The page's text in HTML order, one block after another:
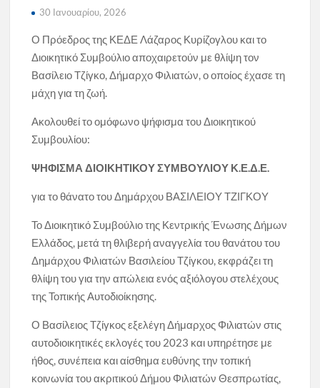
30 Ιανουαρίου, 2026
Ο Πρόεδρος της ΚΕΔΕ Λάζαρος Κυρίζογλου και το
Διοικητικό Συμβούλιο αποχαιρετούν με θλίψη τον
Βασίλειο Τζίγκο, Δήμαρχο Φιλιατών, ο οποίος έχασε τη
μάχη για τη ζωή.
Ακολουθεί το ομόφωνο ψήφισμα του Διοικητικού
Συμβουλίου:
ΨΗΦΙΣΜΑ ΔΙΟΙΚΗΤΙΚΟΥ ΣΥΜΒΟΥΛΙΟΥ Κ.Ε.Δ.Ε.
για το θάνατο του Δημάρχου ΒΑΣΙΛΕΙΟΥ ΤΖΙΓΚΟΥ
Το Διοικητικό Συμβούλιο της Κεντρικής Ένωσης Δήμων
Ελλάδος, μετά τη θλιβερή αναγγελία του θανάτου του
Δημάρχου Φιλιατών Βασιλείου Τζίγκου, εκφράζει τη
θλίψη του για την απώλεια ενός αξιόλογου στελέχους
της Τοπικής Αυτοδιοίκησης.
Ο Βασίλειος Τζίγκος εξελέγη Δήμαρχος Φιλιατών στις
αυτοδιοικητικές εκλογές του 2023 και υπηρέτησε με
ήθος, συνέπεια και αίσθημα ευθύνης την τοπική
κοινωνία του ακριτικού Δήμου Φιλιατών Θεσπρωτίας,